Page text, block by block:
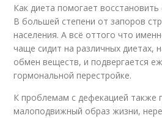
Как диета помогает восстановить
В большей степени от запоров
населения. А всё оттого что
чаще сидит на различных диетах,
обмен веществ, и подвергается
гормональной перестройке.
К проблемам с дефекацией также
малоподвижный образ жизни,